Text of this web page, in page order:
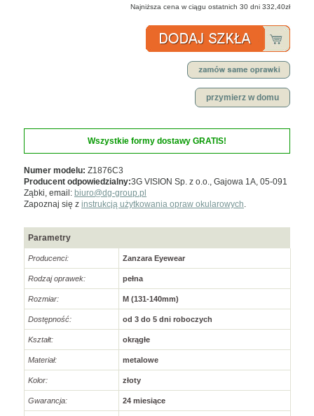
Najniższa cena w ciągu ostatnich 30 dni 332,40zł
przymierz w domu
Wszystkie formy dostawy GRATIS!
Numer modelu: Z1876C3
Producent odpowiedzialny:3G VISION Sp. z o.o., Gajowa 1A, 05-091
Ząbki, email: biuro@dg-group.pl
Zapoznaj się z instrukcją użytkowania opraw okularowych.
Parametry
Producenci: Zanzara Eyewear
Rodzaj oprawek: pełna
Rozmiar: M (131-140mm)
Dostępność: od 3 do 5 dni roboczych
Kształt: okrągłe
Materiał: metalowe
Kolor: złoty
Gwarancja: 24 miesiące